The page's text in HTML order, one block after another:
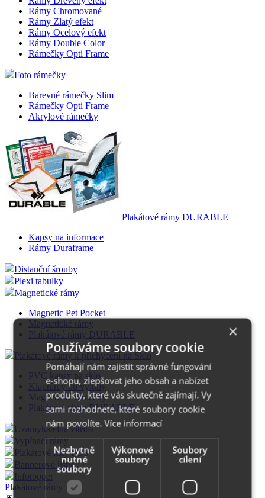
Rámy Chromované
Rámy Zlatý efekt
Rámy Ocelový efekt
Rámy Double Color
Rámečky Opti Frame
Foto rámečky
Barevné rámečky Slim
Rámečky Opti Frame
Akrylové rámečky
Plakátové rámy DURABLE
Kapsy na informace
Rámy Duraframe
Distanční šrouby
Plexi tabulky
Magnetické rámy
Magnetic Pet Pocket
Magnetické rámy
Plakátové rámy DURABLE
Plakátové rámy k přichycení na Sklo
PVC kapsy na sklo
Klaprámy do výlohy
Magnetické rámečky
Plakátové rámy DURABLE
Uzamykatelná vitrína
Vypínací rámy
Plakátové lišty POS
Bannerové lišty
Infotopper
Plakátové rámy
×
Používáme soubory cookie
Pomáhají nám zajistit správné fungování
e-shopu, zlepšovat jeho obsah a nabízet
produkty, které vás skutečně zajímají. Vy
sami rozhodnete, které soubory cookie
nám povolíte.Více informací
Nezbytně
nutné
soubory
Výkonové
soubory
Soubory
cílení